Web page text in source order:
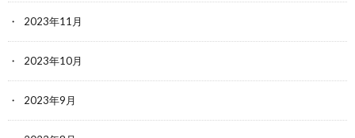
2023年11月
2023年10月
2023年9月